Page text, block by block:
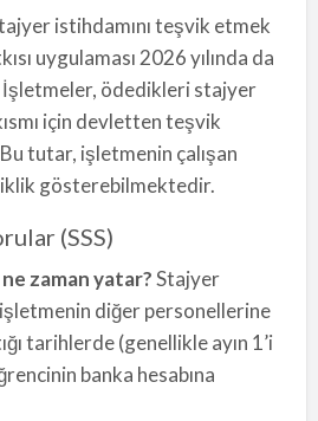
istihdamını teşvik etmek
uygulaması 2026 yılında da
ödedikleri stajyer
için devletten teşvik
tutar, işletmenin çalışan
gösterebilmektedir.
(SSS)
zaman yatar?Stajyer
diğer personellerine
tarihlerde (genellikle ayın 1’i
banka hesabına